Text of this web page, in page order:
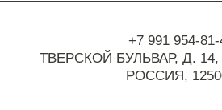
+7 991 954-81-
ТВЕРСКОЙ БУЛЬВАР, Д. 14,
РОССИЯ,